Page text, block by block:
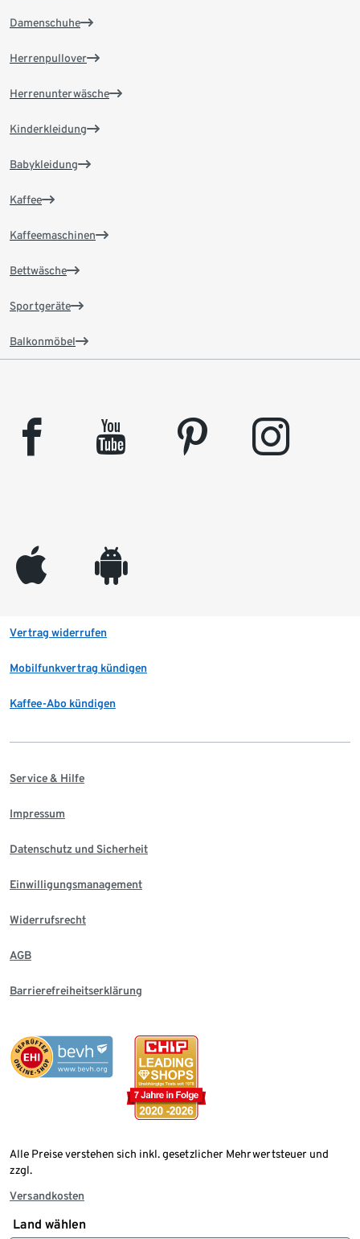
Damenschuhe
Herrenpullover
Herrenunterwäsche
Kinderkleidung
Babykleidung
Kaffee
Kaffeemaschinen
Bettwäsche
Sportgeräte
Balkonmöbel
facebook youtube pinterest instagram
appleinc android
Vertrag widerrufen
Mobilfunkvertrag kündigen
Kaffee-Abo kündigen
Service & Hilfe
Impressum
Datenschutz und Sicherheit
Einwilligungsmanagement
Widerrufsrecht
AGB
Barrierefreiheitserklärung
Alle Preise verstehen sich inkl. gesetzlicher Mehrwertsteuer und
zzgl.
Versandkosten
Land wählen